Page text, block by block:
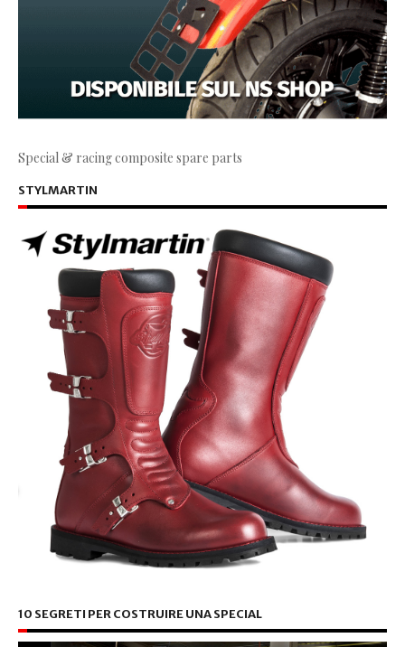
Special & racing composite spare parts
STYLMARTIN
10 SEGRETI PER COSTRUIRE UNA SPECIAL